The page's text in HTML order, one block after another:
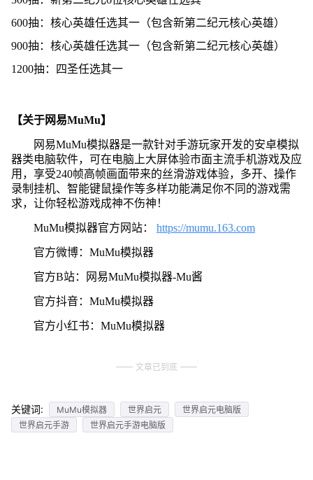
600抽：核心英雄任选其一（包含新第二纪元核心英雄）
900抽：核心英雄任选其一（包含新第二纪元核心英雄）
1200抽：四圣任选其一
【关于网易MuMu】
网易MuMu模拟器是一款针对手游玩家开发的安卓模拟
器类电脑软件，可在电脑上大屏体验市面主流手机游戏及应
用，享受240帧高帧画面带来的丝滑游戏体验，多开、操作
录制挂机、智能键鼠操作等多样功能满足你不同的游戏需
求，让你轻松游戏成神不伤神！
MuMu模拟器官方网站： https://mumu.163.com
官方微博：MuMu模拟器
官方B站：网易MuMu模拟器-Mu酱
官方抖音：MuMu模拟器
官方小红书：MuMu模拟器
文章已到底
关键词: MuMu模拟器 世界启元
世界启元电脑版
世界启元手游
世界启元手游电脑版